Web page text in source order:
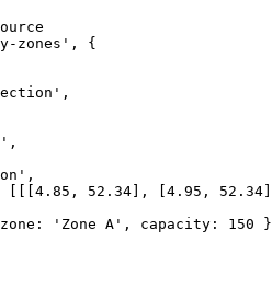
zones' , {
,
,
,
[[[4.85 , 52.34], [4.95 , 52.34
zone : 'Zone A' , capacity : 150